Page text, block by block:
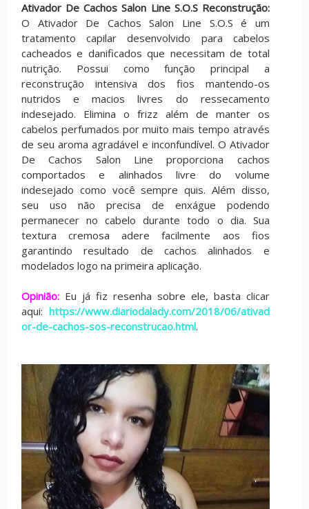
Ativador De Cachos Salon Line S.O.S Reconstrução:
O Ativador De Cachos Salon Line S.O.S é um
tratamento capilar desenvolvido para cabelos
cacheados e danificados que necessitam de total
nutrição. Possui como função principal a
reconstrução intensiva dos fios mantendo-os
nutridos e macios livres do ressecamento
indesejado. Elimina o frizz além de manter os
cabelos perfumados por muito mais tempo através
de seu aroma agradável e inconfundível. O Ativador
De Cachos Salon Line proporciona cachos
comportados e alinhados livre do volume
indesejado como você sempre quis. Além disso,
seu uso não precisa de enxágue podendo
permanecer no cabelo durante todo o dia. Sua
textura cremosa adere facilmente aos fios
garantindo resultado de cachos alinhados e
modelados logo na primeira aplicação.
Opinião: Eu já fiz resenha sobre ele, basta clicar
aqui: https://www.diariodalady.com/2018/06/ativad
or-de-cachos-sos-reconstrucao.html.